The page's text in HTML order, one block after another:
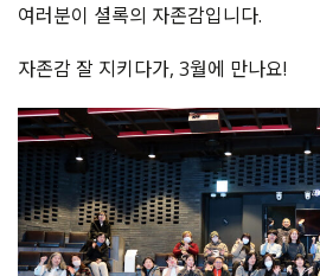
여러분이 셜록의 자존감입니다.
자존감 잘 지키다가, 3월에 만나요!